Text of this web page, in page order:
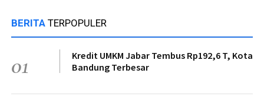
BERITA TERPOPULER
01
Kredit UMKM Jabar Tembus Rp192,6 T, Kota
Bandung Terbesar